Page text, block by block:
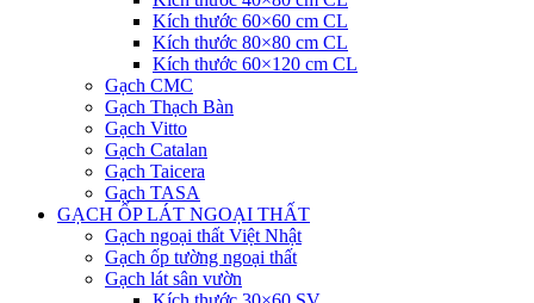
Kích thước 60×60 cm CL
Kích thước 80×80 cm CL
Kích thước 60×120 cm CL
Gạch CMC
Gạch Thạch Bàn
Gạch Vitto
Gạch Catalan
Gạch Taicera
Gạch TASA
GẠCH ỐP LÁT NGOẠI THẤT
Gạch ngoại thất Việt Nhật
Gạch ốp tường ngoại thất
Gạch lát sân vườn